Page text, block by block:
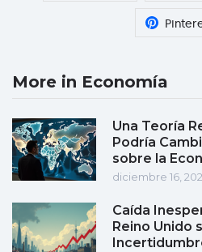
More in Economía
Una Teoría
Podría
sobre la
diciembre 16,
Caída
Reino Unido